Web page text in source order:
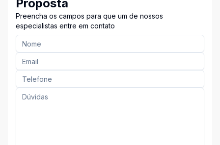
Proposta
Preencha os campos para que um de nossos
especialistas entre em contato